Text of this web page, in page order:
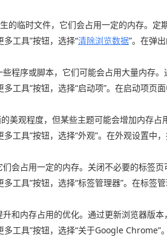
的临时文件，它们会占用一定的内存。定
工具”按钮，选择“清除浏览数据”。在弹
程序或脚本，它们可能会占用大量内存。
工具”按钮，选择“启动项”。在启动项页
美观程度，但某些主题可能会增加内存占
工具”按钮，选择“外观”。在外观设置中
会占用一定的内存。关闭不必要的标签页
工具”按钮，选择“标签管理器”。在标签
和内存占用的优化。通过更新浏览器版本
工具”按钮，选择“关于Google Chrome”